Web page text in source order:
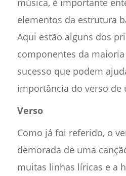
elementos da estrutura
Aqui estão alguns dos
componentes da
sucesso que podem
importância do verso de
Verso
Como já foi referido, o
demorada de uma
muitas linhas líricas e a